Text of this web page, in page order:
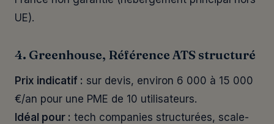
UE).
4. Greenhouse, Référence ATS structuré
Prix indicatif : sur devis, environ 6 000 à 15 000
€/an pour une PME de 10 utilisateurs.
Idéal pour : tech companies structurées, scale-